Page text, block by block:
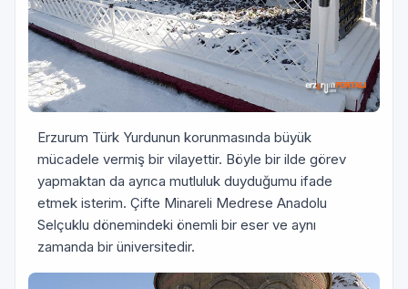
Erzurum Türk Yurdunun korunmasında büyük
mücadele vermiş bir vilayettir. Böyle bir ilde görev
yapmaktan da ayrıca mutluluk duyduğumu ifade
etmek isterim. Çifte Minareli Medrese Anadolu
Selçuklu dönemindeki önemli bir eser ve aynı
zamanda bir üniversitedir.